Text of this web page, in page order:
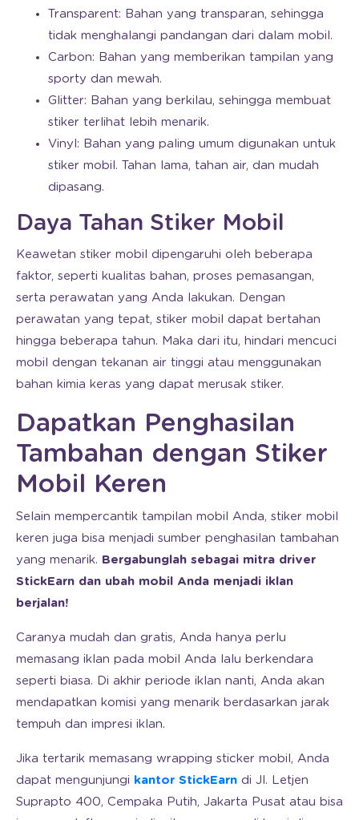
Transparent: Bahan yang transparan, sehingga
tidak menghalangi pandangan dari dalam mobil.
Carbon: Bahan yang memberikan tampilan yang
sporty dan mewah.
Glitter: Bahan yang berkilau, sehingga membuat
stiker terlihat lebih menarik.
Vinyl: Bahan yang paling umum digunakan untuk
stiker mobil. Tahan lama, tahan air, dan mudah
dipasang.
Daya Tahan Stiker Mobil
Keawetan stiker mobil dipengaruhi oleh beberapa
faktor, seperti kualitas bahan, proses pemasangan,
serta perawatan yang Anda lakukan. Dengan
perawatan yang tepat, stiker mobil dapat bertahan
hingga beberapa tahun. Maka dari itu, hindari mencuci
mobil dengan tekanan air tinggi atau menggunakan
bahan kimia keras yang dapat merusak stiker.
Dapatkan Penghasilan
Tambahan dengan Stiker
Mobil Keren
Selain mempercantik tampilan mobil Anda, stiker mobil
keren juga bisa menjadi sumber penghasilan tambahan
yang menarik. Bergabunglah sebagai mitra driver
StickEarn dan ubah mobil Anda menjadi iklan
berjalan!
Caranya mudah dan gratis, Anda hanya perlu
memasang iklan pada mobil Anda lalu berkendara
seperti biasa. Di akhir periode iklan nanti, Anda akan
mendapatkan komisi yang menarik berdasarkan jarak
tempuh dan impresi iklan.
Jika tertarik memasang wrapping sticker mobil, Anda
dapat mengunjungi kantor StickEarn di Jl. Letjen
Suprapto 400, Cempaka Putih, Jakarta Pusat atau bisa